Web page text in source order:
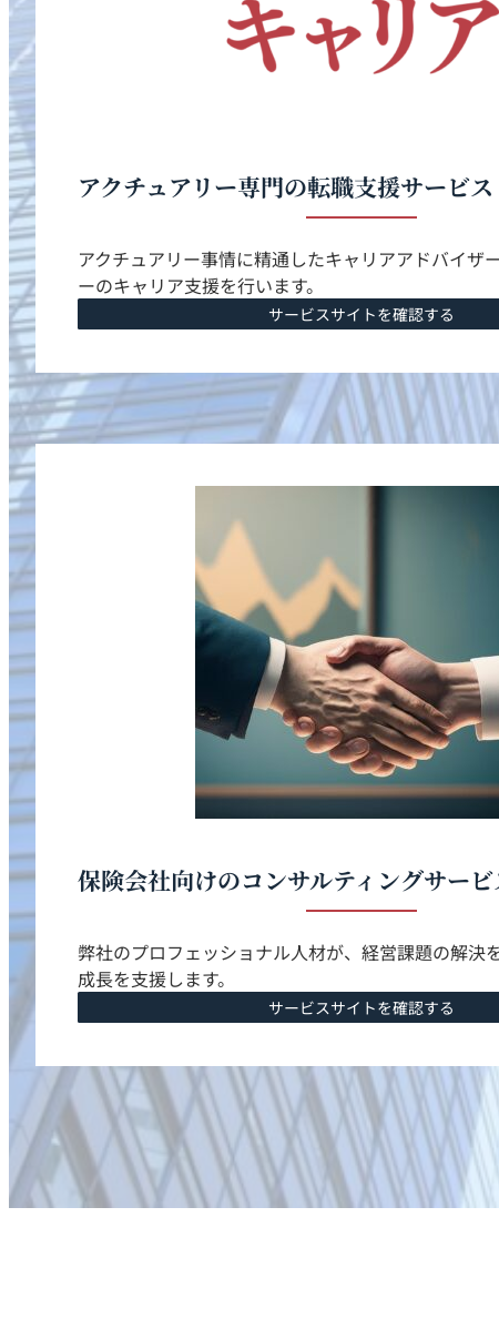
アクチュアリー専門の転職支援サービス
アクチュアリー事情に精通したキャリアアドバイザ
ーのキャリア支援を行います。
サービスサイトを確認する
保険会社向けのコンサルティングサービ
弊社のプロフェッショナル人材が、経営課題の解決
成長を支援します。
サービスサイトを確認する